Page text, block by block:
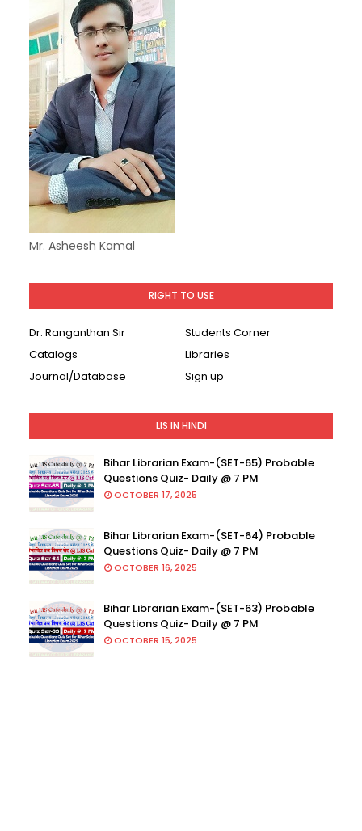
Mr. Asheesh Kamal
RIGHT TO USE
Dr. Ranganthan Sir
Students Corner
Catalogs
Libraries
Journal/Database
Sign up
LIS IN HINDI
Bihar Librarian Exam-(SET-65) Probable
Questions Quiz- Daily @ 7 PM
OCTOBER 17, 2025
Bihar Librarian Exam-(SET-64) Probable
Questions Quiz- Daily @ 7 PM
OCTOBER 16, 2025
Bihar Librarian Exam-(SET-63) Probable
Questions Quiz- Daily @ 7 PM
OCTOBER 15, 2025